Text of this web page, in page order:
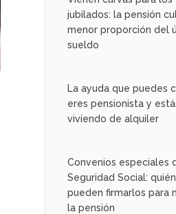
jubilados: la pensión
menor proporción del
sueldo
La ayuda que puedes
eres pensionista y
viviendo de alquiler
Convenios especiales
Seguridad Social:
pueden firmarlos para
la pensión